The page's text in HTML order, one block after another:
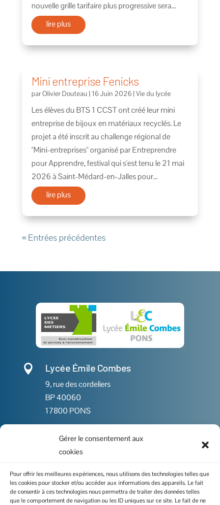
Gérer le consentement aux
cookies
Pour offrir les meilleures expériences, nous utilisons des technologies telles que
les cookies pour stocker et/ou accéder aux informations des appareils. Le fait
de consentir à ces technologies nous permettra de traiter des données telles
que le comportement de navigation ou les ID uniques sur ce site. Le fait de ne
nouvelle grille tarifaire plus progressive sera...
lire plus
Mini entreprise Fenicks
parOlivier Douteau | 16 Juin 2026| Vie du lycée
Les élèves du BTS 1 CCST ont créé leur mini
entreprise de bijoux en matériaux recyclés. Le
projet a été inscrit au challenge régional de
"Mini-entreprises" organisé par Entreprendre
pour Apprendre, festival qui s'est tenu le 21 mai
2026 à Saint-Médard-en-Jalles pour...
lire plus
« Entrées précédentes
 Lycée Émile Combes
9, rue des cordeliers
BP 40060
17800 PONS
05 46 91 86 00